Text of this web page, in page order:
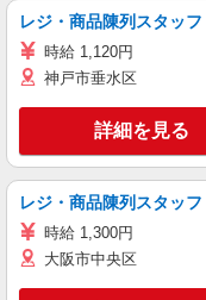
レジ・商品陳列スタッフ
時給 1,120円
神戸市垂水区
詳細を見る
レジ・商品陳列スタッフ
時給 1,300円
大阪市中央区